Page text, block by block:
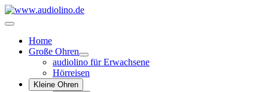
Home
Große Ohren
audiolino für Erwachsene
Hörreisen
Kleine Ohren